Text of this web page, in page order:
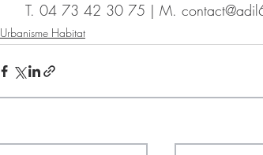
T. 04 73 42 30 75 | M.
Urbanisme Habitat